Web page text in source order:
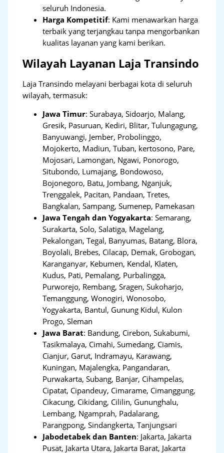
seluruh Indonesia.
Harga Kompetitif: Kami menawarkan harga
terbaik yang terjangkau tanpa mengorbankan
kualitas layanan yang kami berikan.
Wilayah Layanan Laja Transindo
Laja Transindo melayani berbagai kota di seluruh
wilayah, termasuk:
Jawa Timur:Surabaya, Sidoarjo, Malang,
Gresik, Pasuruan, Kediri, Blitar, Tulungagung,
Banyuwangi, Jember, Probolinggo,
Mojokerto, Madiun, Tuban, kertosono, Pare,
Mojosari, Lamongan, Ngawi, Ponorogo,
Situbondo, Lumajang, Bondowoso,
Bojonegoro, Batu, Jombang, Nganjuk,
Trenggalek, Pacitan, Pandaan, Tretes,
Bangkalan, Sampang, Sumenep, Pamekasan
Jawa Tengah dan Yogyakarta:Semarang,
Surakarta, Solo, Salatiga, Magelang,
Pekalongan, Tegal, Banyumas, Batang, Blora,
Boyolali, Brebes, Cilacap, Demak, Grobogan,
Karanganyar, Kebumen, Kendal, Klaten,
Kudus, Pati, Pemalang, Purbalingga,
Purworejo, Rembang, Sragen, Sukoharjo,
Temanggung, Wonogiri, Wonosobo,
Yogyakarta, Bantul, Gunung Kidul, Kulon
Progo, Sleman
Jawa Barat: Bandung, Cirebon, Sukabumi,
Tasikmalaya, Cimahi, Sumedang, Ciamis,
Cianjur, Garut, Indramayu, Karawang,
Kuningan, Majalengka, Pangandaran,
Purwakarta, Subang, Banjar, Cihampelas,
Cipatat, Cipandeuy, Cimarame, Cimanggung,
Cikacung, Cikidang, Cililin, Gununghalu,
Lembang, Ngamprah, Padalarang,
Parangpong, Sindangkerta, Tanjungsari
Jabodetabek dan Banten: Jakarta, Jakarta
Pusat, Jakarta Utara, Jakarta Barat, Jakarta